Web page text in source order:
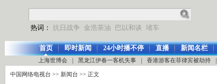
热词： 抗日战争 金浩茶油 巴以和谈 堵车
首页
上海世博会 | 黑龙江伊春一客机失事 | 香港游客在菲律宾被劫持 |
即时新闻 24小时播不停 直播 新闻名栏
中国网络电视台 >> 新闻台 >> 正文